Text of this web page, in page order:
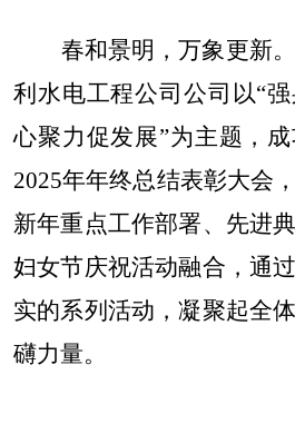
春和景明，万象更新。
利水电工程公司公司以“
心聚力促发展”为主题，
2025年年终总结表彰大会
新年重点工作部署、先进
妇女节庆祝活动融合，通
实的系列活动，凝聚起全
礴力量。